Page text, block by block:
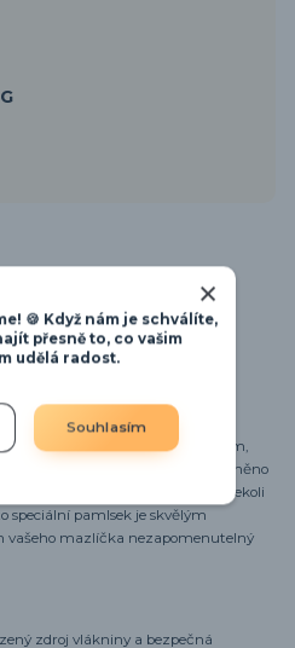
s naším originálním pamlskem,
nejen jeho, ale i vás! Číslo je upevněno
snadno zavěsit nebo umístit kdekoli
speciální pamlsek je skvělým
vašeho mazlíčka nezapomenutelný
zdroj vlákniny a bezpečná
🍪 Když nám je schválíte,
přesně to, co vašim
udělá radost.
Souhlasím